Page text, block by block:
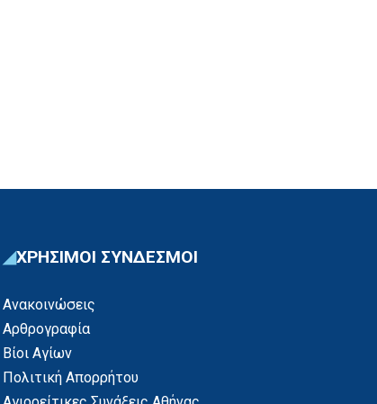
ΧΡΗΣΙΜΟΙ ΣΥΝΔΕΣΜΟΙ
Ανακοινώσεις
Αρθρογραφία
Βίοι Αγίων
Πολιτική Απορρήτου